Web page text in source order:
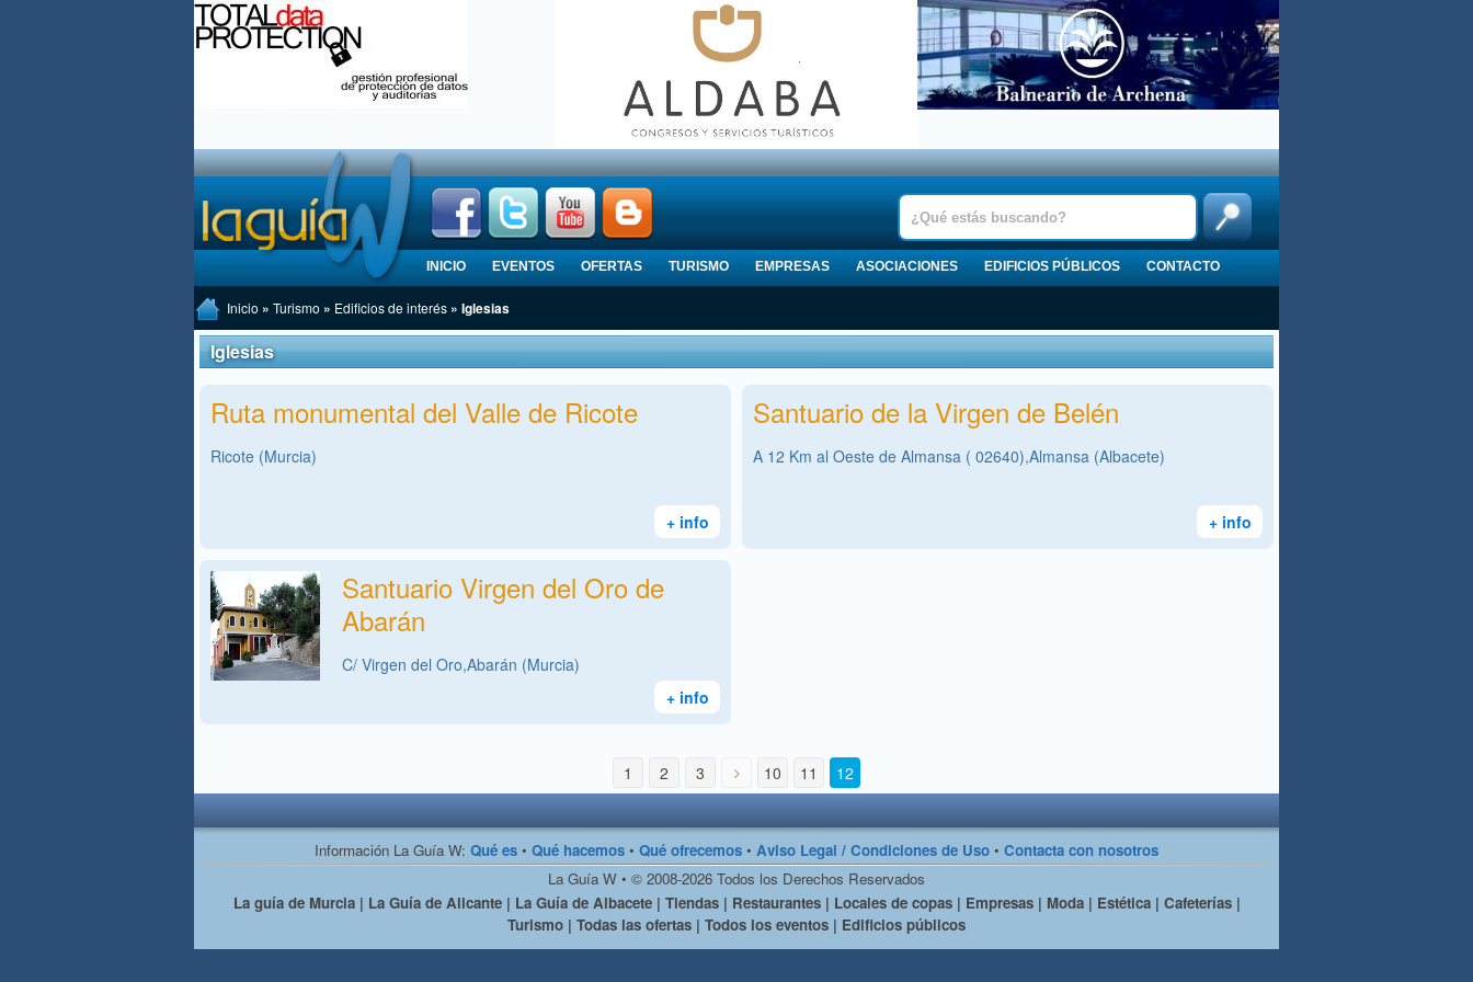
INICIO EVENTOS OFERTAS TURISMO EMPRESAS ASOCIACIONES EDIFICIOS PÚBLICOS CONTACTO
Inicio » Turismo » Edificios de interés » Iglesias
Iglesias
Ruta monumental del Valle de Ricote
Ricote (Murcia)
+ info
Santuario de la Virgen de Belén
A 12 Km al Oeste de Almansa ( 02640),Almansa (Albacete)
+ info
Santuario Virgen del Oro de
Abarán
C/ Virgen del Oro,Abarán (Murcia)
+ info
1 2 3 10 11 12
Información La Guía W: Qué es • Qué hacemos • Qué ofrecemos • Aviso Legal / Condiciones de Uso • Contacta con nosotros
La Guía W • © 2008-2026 Todos los Derechos Reservados
La guía de Murcia | La Guía de Alicante | La Guía de Albacete | Tiendas | Restaurantes | Locales de copas | Empresas | Moda | Estética | Cafeterías |
Turismo | Todas las ofertas | Todos los eventos | Edificios públicos